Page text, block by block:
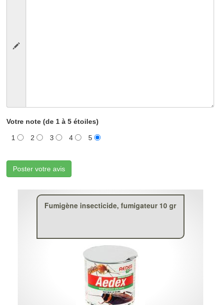
Votre note (de 1 à 5 étoiles)
1 2 3 4 5
Poster votre avis
Fumigène insecticide, fumigateur 10 gr